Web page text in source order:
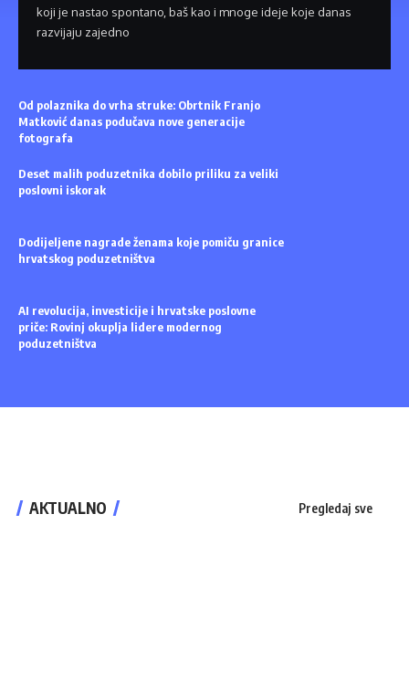
koji je nastao spontano, baš kao i mnoge ideje koje danas
razvijaju zajedno
Od polaznika do vrha struke: Obrtnik Franjo
Matković danas podučava nove generacije
fotografa
Deset malih poduzetnika dobilo priliku za veliki
poslovni iskorak
Dodijeljene nagrade ženama koje pomiču granice
hrvatskog poduzetništva
AI revolucija, investicije i hrvatske poslovne
priče: Rovinj okuplja lidere modernog
poduzetništva
AKTUALNO Pregledaj sve